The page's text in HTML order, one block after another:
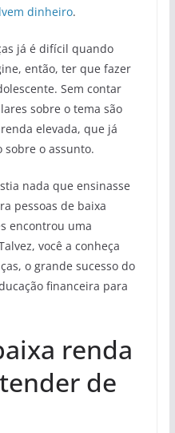
dinheiro.
já é difícil quando
então, ter que fazer
Sem contar
sobre o tema são
elevada, que já
o assunto.
nada que ensinasse
pessoas de baixa
encontrou uma
você a conheça
o grande sucesso do
financeira para
renda
de